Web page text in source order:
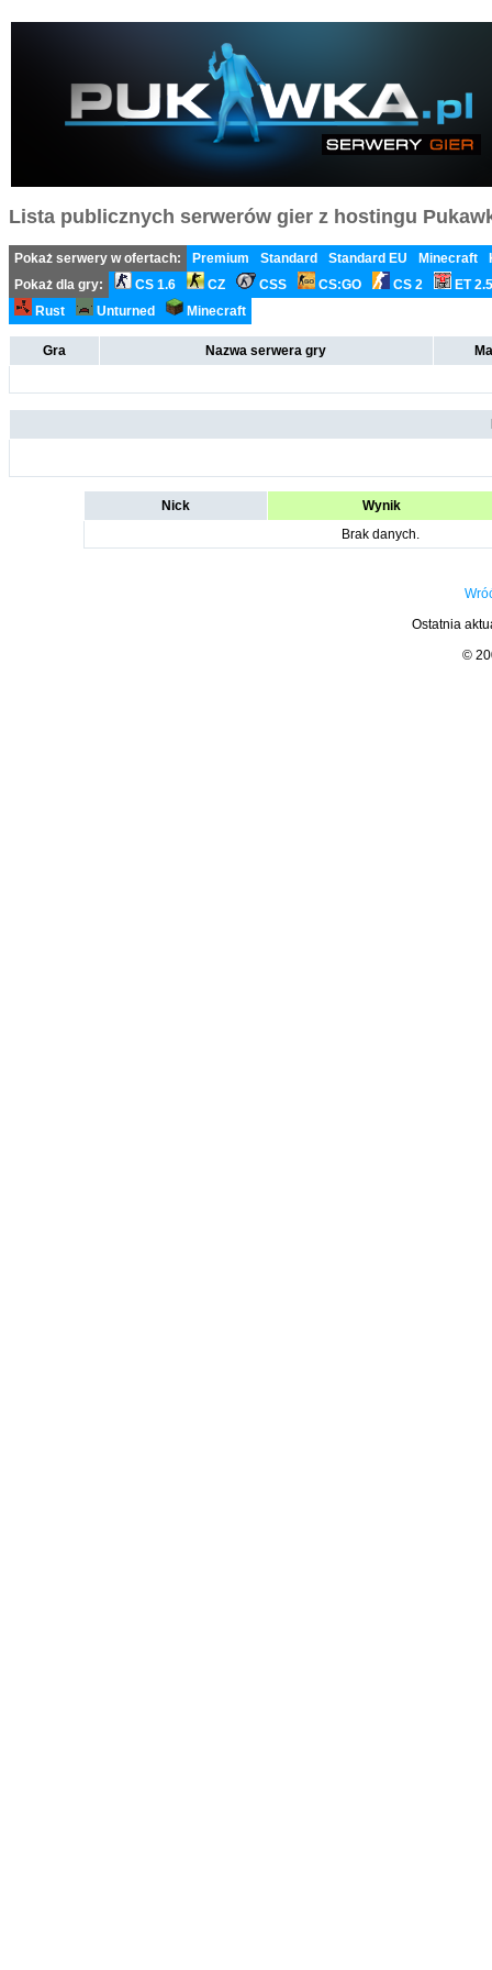
Lista publicznych serwerów gier z hostingu
Pokaż serwery w ofertach: Premium Standard Standard EU Minecraft
Pokaż dla gry:
CS 1.6 CZ CSS CS:GO CS 2
ET
Rust
Unturned Minecraft
Gra Nazwa serwera gry
Nick
Wynik
Brak danych.
Ostatnia
©